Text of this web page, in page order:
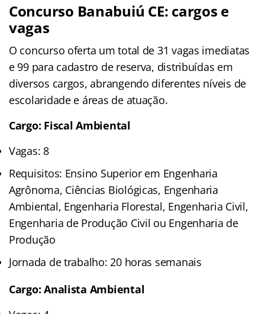
Concurso Banabuiú CE: cargos e
vagas
O concurso oferta um total de 31 vagas imediatas
e 99 para cadastro de reserva, distribuídas em
diversos cargos, abrangendo diferentes níveis de
escolaridade e áreas de atuação.
Cargo: Fiscal Ambiental
Vagas: 8
Requisitos: Ensino Superior em Engenharia
Agrônoma, Ciências Biológicas, Engenharia
Ambiental, Engenharia Florestal, Engenharia Civil,
Engenharia de Produção Civil ou Engenharia de
Produção
Jornada de trabalho: 20 horas semanais
Cargo: Analista Ambiental